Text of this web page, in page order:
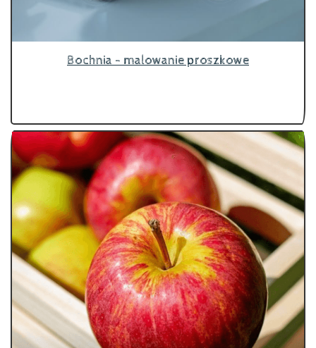
Bochnia - malowanie proszkowe